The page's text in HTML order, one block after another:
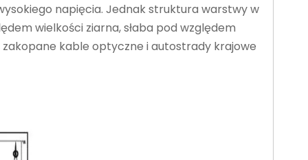
napięcia. Jednak struktura warstwy w
wielkości ziarna, słaba pod względem
kable optyczne i autostrady krajowe